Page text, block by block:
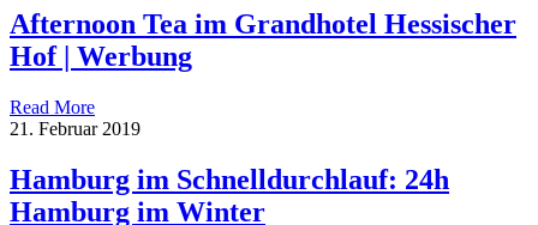
Afternoon Tea im Grandhotel Hessischer
Hof | Werbung
Read More
21. Februar 2019
Hamburg im Schnelldurchlauf: 24h
Hamburg im Winter